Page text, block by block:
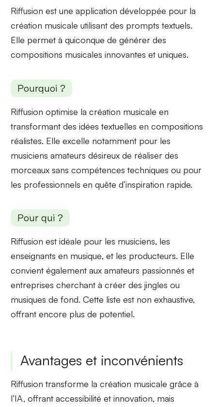
Riffusion est une application développée pour la
création musicale utilisant des prompts textuels.
Elle permet à quiconque de générer des
compositions musicales innovantes et uniques.
Pourquoi ?
Riffusion optimise lacréation musicale en
transformant des idées textuelles en compositions
réalistes. Elle excelle notamment pour les
musiciens amateurs désireux de réaliser des
morceaux sans compétences techniques ou pour
les professionnels en quête d’inspiration rapide.
Pour qui ?
Riffusion est idéale pour les musiciens, les
enseignants en musique, et les producteurs. Elle
convient également aux amateurs passionnés et
entreprises cherchant à créer des jingles ou
musiques de fond. Cette liste est non exhaustive,
offrant encore plus de potentiel.
Avantages et inconvénients
Riffusion transforme la création musicale grâce à
l’IA, offrant accessibilité et innovation, mais